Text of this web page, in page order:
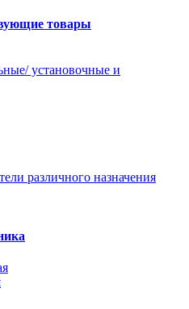
товары
установочные и
различного назначения